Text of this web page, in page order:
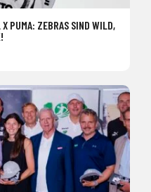
PUMA: ZEBRAS SIND WILD,